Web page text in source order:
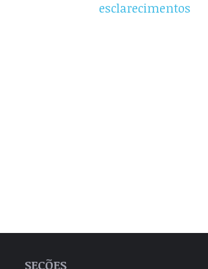
esclarecimentos
SEÇÕES